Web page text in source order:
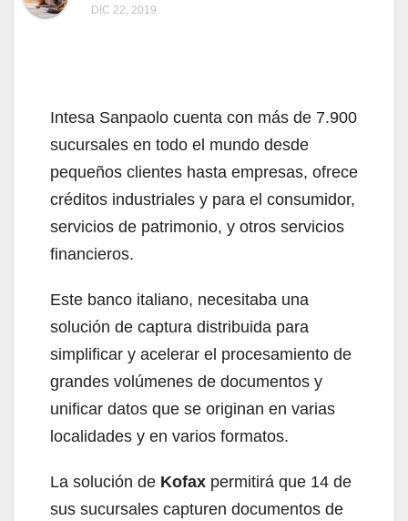
DIC 22, 2019
Intesa Sanpaolo cuenta con más de 7.900
sucursales en todo el mundo desde
pequeños clientes hasta empresas, ofrece
créditos industriales y para el consumidor,
servicios de patrimonio, y otros servicios
financieros.
Este banco italiano, necesitaba una
solución de captura distribuida para
simplificar y acelerar el procesamiento de
grandes volúmenes de documentos y
unificar datos que se originan en varias
localidades y en varios formatos.
La solución de Kofax permitirá que 14 de
sus sucursales capturen documentos de